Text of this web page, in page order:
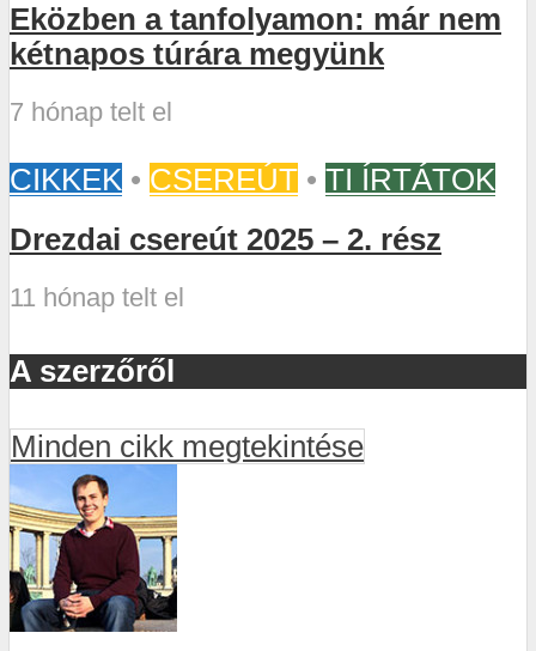
Eközben a tanfolyamon: már nem
kétnapos túrára megyünk
7 hónap telt el
CIKKEK • CSEREÚT • TI ÍRTÁTOK
Drezdai csereút 2025 – 2. rész
11 hónap telt el
A szerzőről
Minden cikk megtekintése